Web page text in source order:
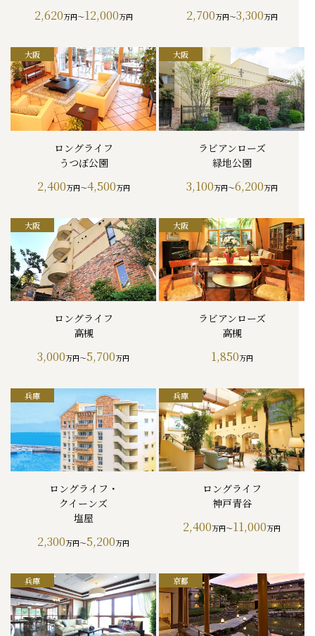
2,620万円～12,000万円 2,700万円～3,300万円
ロングライフ
うつぼ公園
2,400万円～4,500万円
ラビアンローズ
緑地公園
3,100万円～6,200万円
ロングライフ
高槻
3,000万円～5,700万円
ラビアンローズ
高槻
1,850万円
ロングライフ・
クイーンズ
塩屋
2,300万円～5,200万円
ロングライフ
神戸青谷
2,400万円～11,000万円